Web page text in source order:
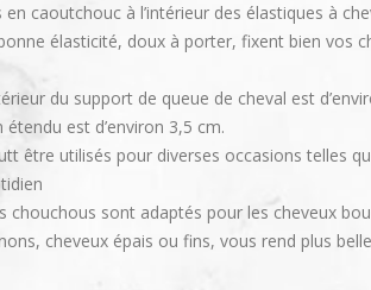
en caoutchouc à l’intérieur des élastiques à
élasticité, doux à porter, fixent bien vos
du support de queue de cheval est
est d’environ 3,5 cm.
être utilisés pour diverses occasions telles
chouchous sont adaptés pour les cheveux
cheveux épais ou fins, vous rend plus belle